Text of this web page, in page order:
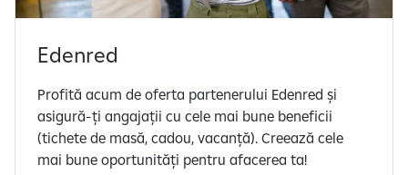
Edenred
Profită acum de oferta partenerului Edenred și
asigură-ți angajații cu cele mai bune beneficii
(tichete de masă, cadou, vacanță). Creează cele
mai bune oportunități pentru afacerea ta!